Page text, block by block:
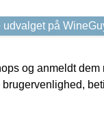
udvalget på
og anmeldt dem